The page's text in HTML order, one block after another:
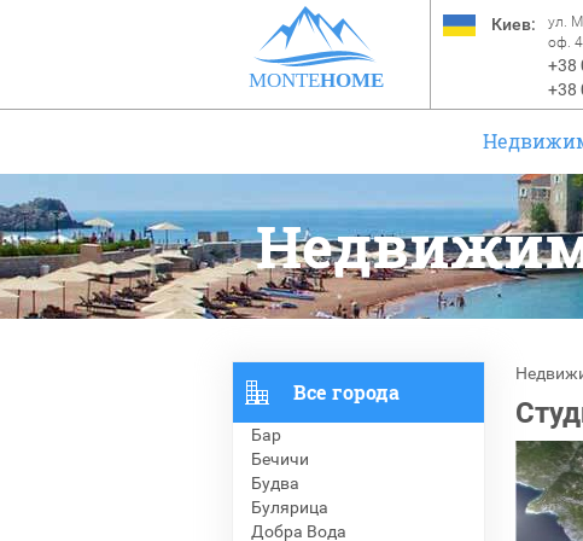
MONTEHOME
Киев:
ул.
оф. 4
+38
+38
Все города
Бар
Бечичи
Будва
Булярица
Добра Вода